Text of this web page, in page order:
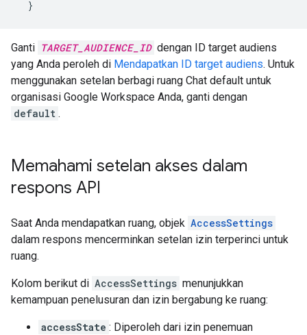
}
Ganti TARGET_AUDIENCE_ID dengan ID target audiens
yang Anda peroleh di Mendapatkan ID target audiens. Untuk
menggunakan setelan berbagi ruang Chat default untuk
organisasi Google Workspace Anda, ganti dengan
default .
Memahami setelan akses dalam
respons API
Saat Anda mendapatkan ruang, objek AccessSettings
dalam respons mencerminkan setelan izin terperinci untuk
ruang.
Kolom berikut di AccessSettings menunjukkan
kemampuan penelusuran dan izin bergabung ke ruang:
accessState : Diperoleh dari izin penemuan